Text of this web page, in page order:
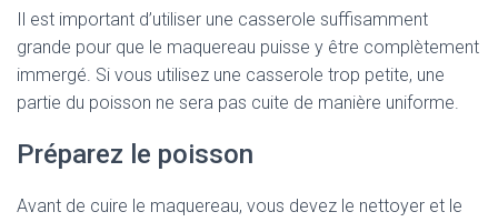
Il est important d’utiliser une casserole suffisamment
grande pour que le maquereau puisse y être complètement
immergé. Si vous utilisez une casserole trop petite, une
partie du poisson ne sera pas cuite de manière uniforme.
Préparez le poisson
Avant de cuire le maquereau, vous devez le nettoyer et le